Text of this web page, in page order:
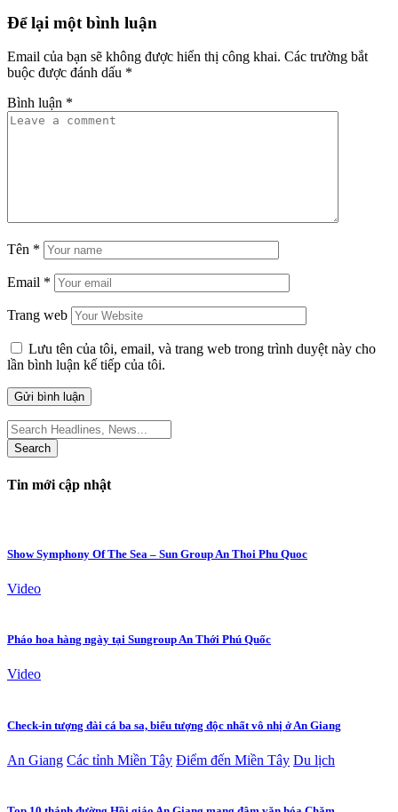
Để lại một bình luận
Email của bạn sẽ không được hiển thị công khai. Các trường bắt
buộc được đánh dấu *
Bình luận *
Tên *
Email *
Trang web
Lưu tên của tôi, email, và trang web trong trình duyệt này cho
lần bình luận kế tiếp của tôi.
Search
for:
Tin mới cập nhật
Show Symphony Of The Sea – Sun Group An Thoi Phu Quoc
Video
Pháo hoa hàng ngày tại Sungroup An Thới Phú Quốc
Video
Check-in tượng đài cá ba sa, biểu tượng độc nhất vô nhị ở An Giang
An Giang Các tỉnh Miền Tây Điểm đến Miền Tây Du lịch